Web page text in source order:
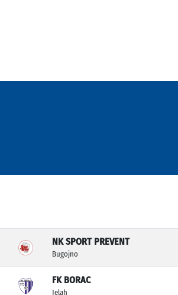
NK SPORT PREVENT
Bugojno
FK BORAC
Jelah